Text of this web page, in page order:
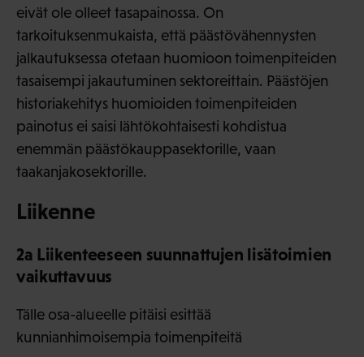
eivät ole olleet tasapainossa. On
tarkoituksenmukaista, että päästövähennysten
jalkautuksessa otetaan huomioon toimenpiteiden
tasaisempi jakautuminen sektoreittain. Päästöjen
historiakehitys huomioiden toimenpiteiden
painotus ei saisi lähtökohtaisesti kohdistua
enemmän päästökauppasektorille, vaan
taakanjakosektorille.
Liikenne
2a Liikenteeseen suunnattujen lisätoimien
vaikuttavuus
Tälle osa-alueelle pitäisi esittää
kunnianhimoisempia toimenpiteitä